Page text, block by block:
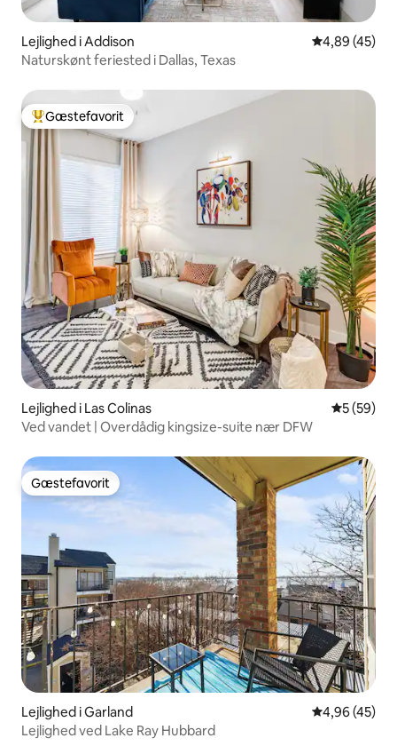
Lejlighed i Addison 4,89 ud af 5 i
4,89 (45)
Naturskønt feriested i Dallas, Texas
Bedste gæstefavorit
Gæstefavorit
Lejlighed i Las Colinas 5 ud af 5 i
5 (59)
Ved vandet | Overdådig kingsize-suite nær DFW
Gæstefavorit
Gæstefavorit
Lejlighed i Garland 4,96 ud af 5 i
4,96 (45)
Lejlighed ved Lake Ray Hubbard